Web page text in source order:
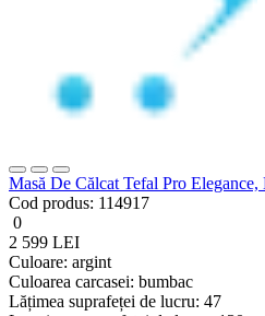
Masă De Călcat Tefal Pro Elegance,
Cod produs: 114917
0
2 599 LEI
Culoare: argint
Culoarea carcasei: bumbac
Lățimea suprafeței de lucru: 47